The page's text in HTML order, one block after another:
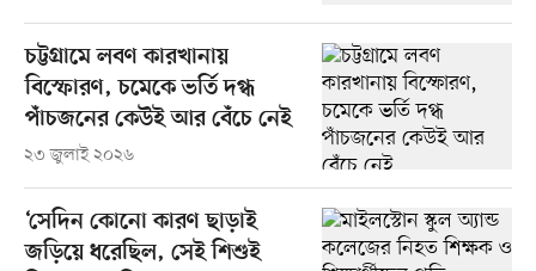
চট্টগ্রামে লবণ কারখানায়
বিস্ফোরণ, চমেকে ভর্তি দগ্ধ
পাঁচজনের কেউই আর বেঁচে নেই
২৩ জুলাই ২০২৬
‘সেদিন কোনো কারণ ছাড়াই
জড়িয়ে ধরেছিল, সেই শিশুই